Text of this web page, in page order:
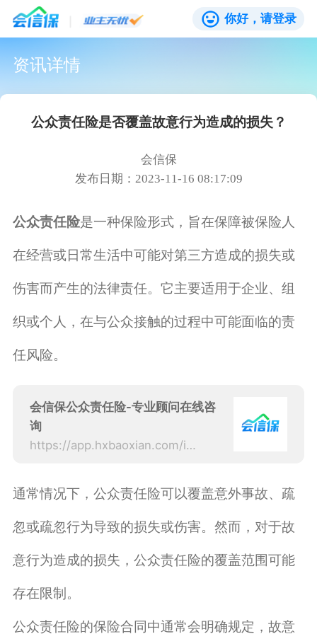
你好，请登录
资讯详情
公众责任险是否覆盖故意行为造成的损失？
会信保
发布日期：2023-11-16 08:17:09
公众责任险是一种保险形式，旨在保障被保险人
在经营或日常生活中可能对第三方造成的损失或
伤害而产生的法律责任。它主要适用于企业、组
织或个人，在与公众接触的过程中可能面临的责
任风险。
会信保公众责任险-专业顾问在线咨
询
https://app.hxbaoxian.com/insurance?p=1&l=20&t=1&c=0&sourceType=web
通常情况下，公众责任险可以覆盖意外事故、疏
忽或疏忽行为导致的损失或伤害。然而，对于故
意行为造成的损失，公众责任险的覆盖范围可能
存在限制。
公众责任险的保险合同中通常会明确规定，故意